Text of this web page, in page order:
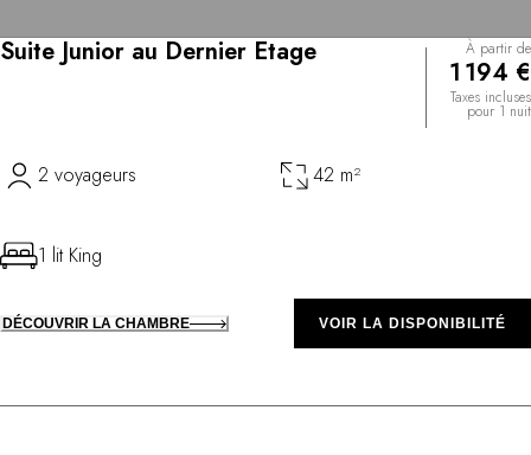
Suite Junior au Dernier Etage À partir de
1 194 €
Taxes incluses
pour 1 nuit
2 voyageurs 42 m²
1 lit King
DÉCOUVRIR LA CHAMBRE VOIR LA DISPONIBILITÉ